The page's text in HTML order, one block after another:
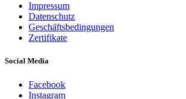
Impressum
Datenschutz
Geschäftsbedingungen
Zertifikate
Social Media
Facebook
Instagram